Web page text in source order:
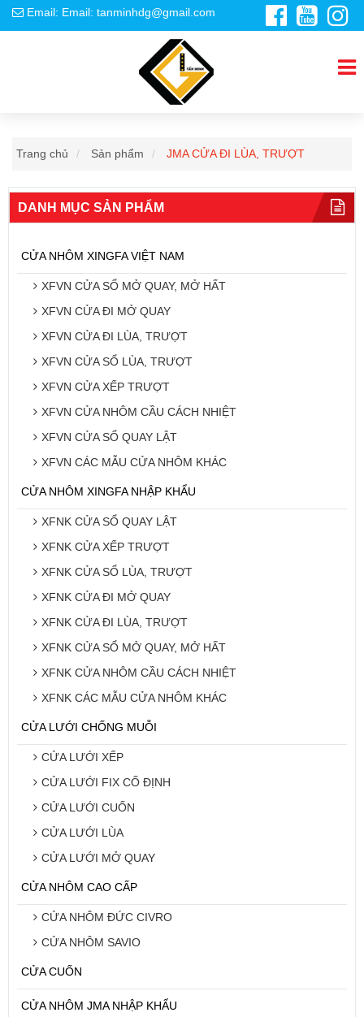
Email: Email: tanminhdg@gmail.com
Trang chủ Sản phẩm JMA CỬA ĐI LÙA, TRƯỢT
DANH MỤC SẢN PHẨM
CỬA NHÔM XINGFA VIỆT NAM
XFVN CỬA SỔ MỞ QUAY, MỞ HẤT
XFVN CỬA ĐI MỞ QUAY
XFVN CỬA ĐI LÙA, TRƯỢT
XFVN CỬA SỔ LÙA, TRƯỢT
XFVN CỬA XẾP TRƯỢT
XFVN CỬA NHÔM CẦU CÁCH NHIỆT
XFVN CỬA SỔ QUAY LẬT
XFVN CÁC MẪU CỬA NHÔM KHÁC
CỬA NHÔM XINGFA NHẬP KHẨU
XFNK CỬA SỔ QUAY LẬT
XFNK CỬA XẾP TRƯỢT
XFNK CỬA SỔ LÙA, TRƯỢT
XFNK CỬA ĐI MỞ QUAY
XFNK CỬA ĐI LÙA, TRƯỢT
XFNK CỬA SỔ MỞ QUAY, MỞ HẤT
XFNK CỬA NHÔM CẦU CÁCH NHIỆT
XFNK CÁC MẪU CỬA NHÔM KHÁC
CỬA LƯỚI CHỐNG MUỖI
CỬA LƯỚI XẾP
CỬA LƯỚI FIX CỐ ĐỊNH
CỬA LƯỚI CUỐN
CỬA LƯỚI LÙA
CỬA LƯỚI MỞ QUAY
CỬA NHÔM CAO CẤP
CỬA NHÔM ĐỨC CIVRO
CỬA NHÔM SAVIO
CỬA CUỐN
CỬA NHÔM JMA NHẬP KHẨU